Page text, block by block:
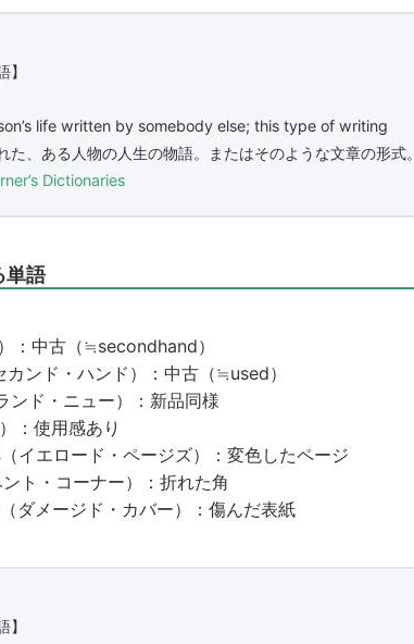
】
life written by somebody else; this type of writing
た、ある人物の人生の物語。またはそのような文章の形式。
Dictionaries
単語
：中古（≒secondhand）
カンド・ハンド）：中古（≒used）
ンド・ニュー）：新品同様
：使用感あり
（イエロード・ページズ）：変色したページ
ント・コーナー）：折れた角
（ダメージド・カバー）：傷んだ表紙
】